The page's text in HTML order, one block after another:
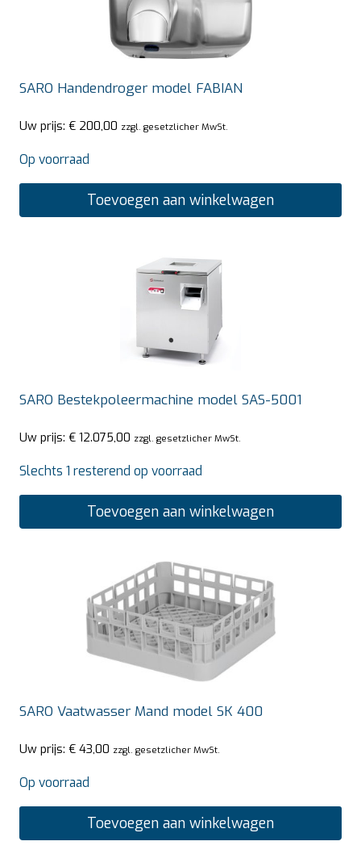
SARO Handendroger model FABIAN
Uw prijs: € 200,00 zzgl. gesetzlicher MwSt.
Op voorraad
Toevoegen aan winkelwagen
SARO Bestekpoleermachine model SAS-5001
Uw prijs: € 12.075,00 zzgl. gesetzlicher MwSt.
Slechts 1 resterend op voorraad
Toevoegen aan winkelwagen
SARO Vaatwasser Mand model SK 400
Uw prijs: € 43,00 zzgl. gesetzlicher MwSt.
Op voorraad
Toevoegen aan winkelwagen